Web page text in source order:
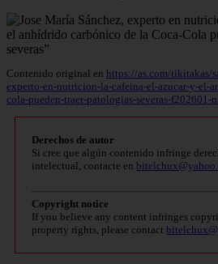
Contenido original en https://as.com/tikitakas/
experto-en-nutricion-la-cafeina-el-azucar-y-el-
cola-pueden-traer-patologias-severas-f202601-
Derechos de autor
Si cree que algún contenido infringe
intelectual, contacte en
Copyright notice
If you believe any content infringes
property rights, please contact